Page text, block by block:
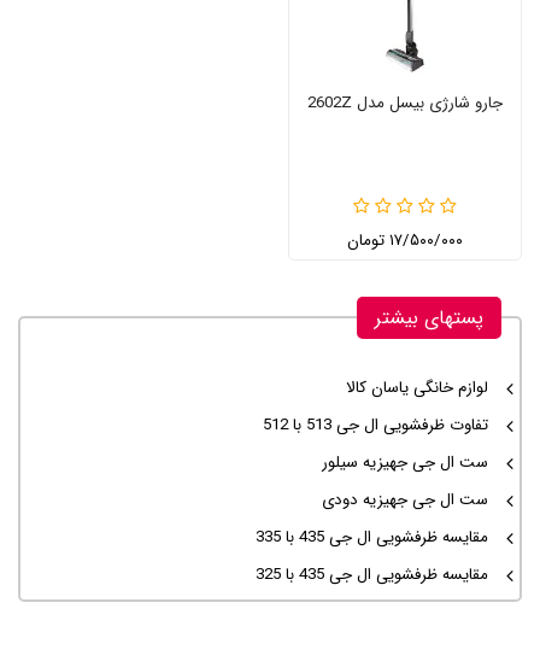
جارو شارژی بیسل مدل 2602Z
۱۷/۵۰۰/۰۰۰ تومان
پستهای بیشتر
لوازم خانگی یاسان کالا
تفاوت ظرفشویی ال جی 513 با 512
ست ال جی جهیزیه سیلور
ست ال جی جهیزیه دودی
مقایسه ظرفشویی ال جی 435 با 335
مقایسه ظرفشویی ال جی 435 با 325